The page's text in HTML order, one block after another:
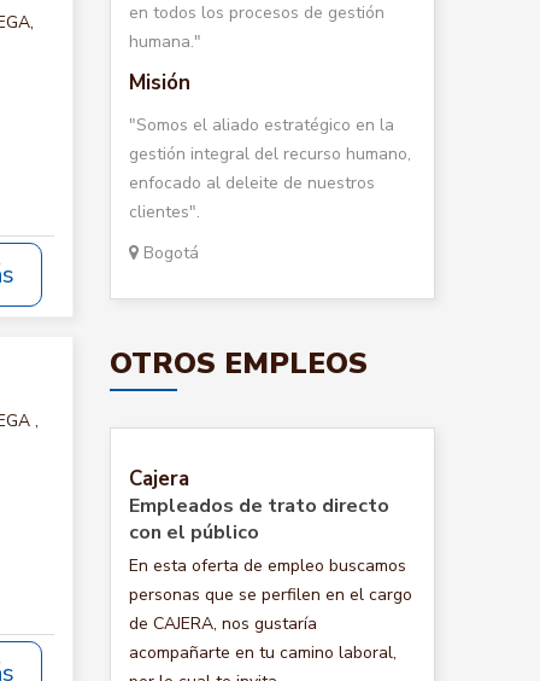
,
en todos los procesos de gestión
humana."
Misión
"Somos el aliado estratégico en la
gestión integral del recurso humano,
enfocado al deleite de nuestros
clientes".
Bogotá
OTROS EMPLEOS
Cajera
Empleados de trato directo
con el público
En esta oferta de empleo buscamos
personas que se perfilen en el cargo
de CAJERA, nos gustaría
acompañarte en tu camino laboral,